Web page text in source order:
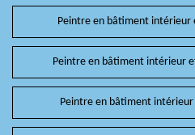
Peintre en bâtiment
Peintre en bâtiment intérieur
Peintre en bâtiment